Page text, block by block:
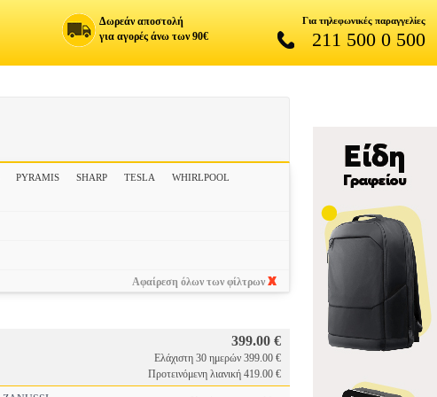
Δωρεάν αποστολή
για αγορές άνω των 90€
Για τηλεφωνικές παραγγελίες
211 500 0 500
PYRAMIS SHARP TESLA
WHIRLPOOL
Αφαίρεση όλων των φίλτρων
399.00 €
Ελάχιστη 30 ημερών 399.00 €
Προτεινόμενη λιανική 419.00 €